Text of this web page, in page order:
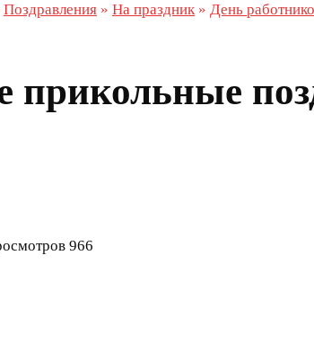
Поздравления » На праздник » День
прикольные
966